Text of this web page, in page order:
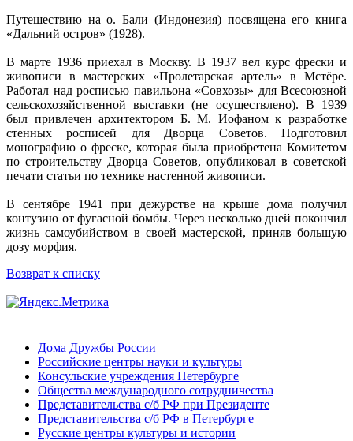
Путешествию на о. Бали (Индонезия) посвящена его книга
«Дальний остров» (1928).
В марте 1936 приехал в Москву. В 1937 вел курс фрески и
живописи в мастерских «Пролетарская артель» в Мстёре.
Работал над росписью павильона «Совхозы» для Всесоюзной
сельскохозяйственной выставки (не осуществлено). В 1939
был привлечен архитектором Б. М. Иофаном к разработке
стенных росписей для Дворца Советов. Подготовил
монографию о фреске, которая была приобретена Комитетом
по строительству Дворца Советов, опубликовал в советской
печати статьи по технике настенной живописи.
В сентябре 1941 при дежурстве на крыше дома получил
контузию от фугасной бомбы. Через несколько дней покончил
жизнь самоубийством в своей мастерской, приняв большую
дозу морфия.
Возврат к списку
Дома Дружбы России
Российские центры науки и культуры
Консульские учреждения Петербурге
Общества международного сотрудничества
Представительства с/б РФ при Президенте
Представительства с/б РФ в Петербурге
Русские центры культуры и истории